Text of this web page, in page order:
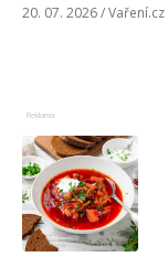
20. 07. 2026 / Vaření.cz
Reklama